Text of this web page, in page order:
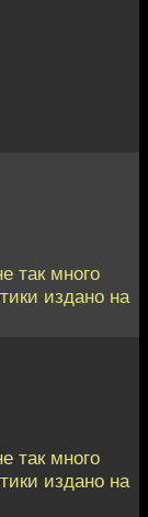
так много
издано на
так много
издано на